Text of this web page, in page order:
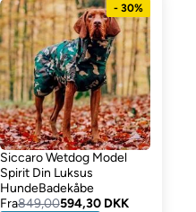
- 30%
Siccaro Wetdog Model
Spirit Din Luksus
HundeBadekåbe
Fra849,00594,30 DKK